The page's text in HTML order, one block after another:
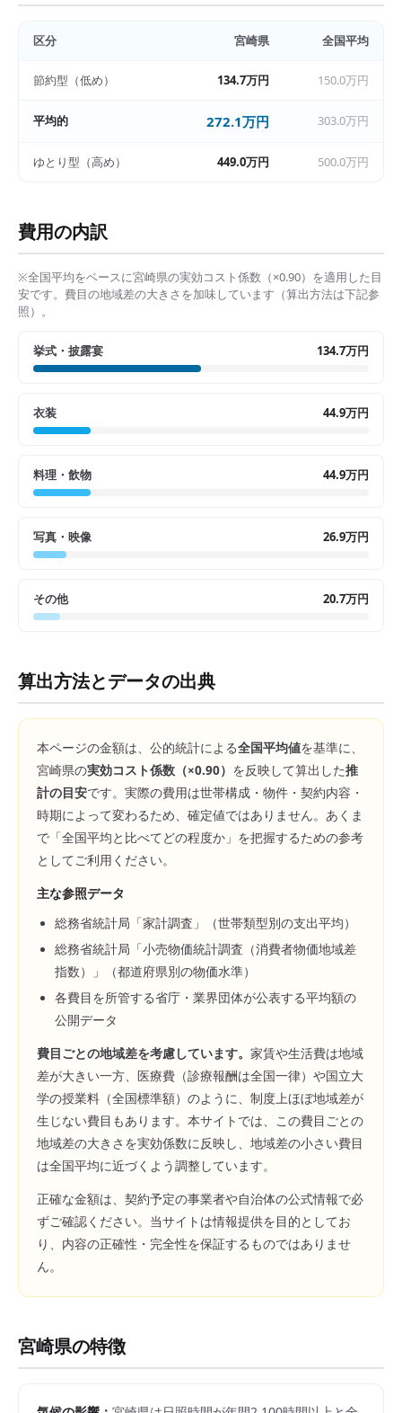
区分 宮崎県 全国平均
節約型（低め） 134.7万円 150.0万円
平均的 272.1万円 303.0万円
ゆとり型（高め） 449.0万円 500.0万円
費用の内訳
※全国平均をベースに宮崎県の実効コスト係数（×0.90）を適用した目
安です。費目の地域差の大きさを加味しています（算出方法は下記参
照）。
挙式・披露宴 134.7万円
衣装 44.9万円
料理・飲物 44.9万円
写真・映像 26.9万円
その他 20.7万円
算出方法とデータの出典
本ページの金額は、公的統計による全国平均値を基準に、
宮崎県の実効コスト係数（×0.90） を反映して算出した推
計の目安です。実際の費用は世帯構成・物件・契約内容・
時期によって変わるため、確定値ではありません。あくま
で「全国平均と比べてどの程度か」を把握するための参考
としてご利用ください。
主な参照データ
総務省統計局「家計調査」（世帯類型別の支出平均）
総務省統計局「小売物価統計調査（消費者物価地域差
指数）」（都道府県別の物価水準）
各費目を所管する省庁・業界団体が公表する平均額の
公開データ
費目ごとの地域差を考慮しています。 家賃や生活費は地域
差が大きい一方、医療費（診療報酬は全国一律）や国立大
学の授業料（全国標準額）のように、制度上ほぼ地域差が
生じない費目もあります。本サイトでは、この費目ごとの
地域差の大きさを実効係数に反映し、地域差の小さい費目
は全国平均に近づくよう調整しています。
正確な金額は、契約予定の事業者や自治体の公式情報で必
ずご確認ください。当サイトは情報提供を目的としてお
り、内容の正確性・完全性を保証するものではありませ
ん。
宮崎県の特徴